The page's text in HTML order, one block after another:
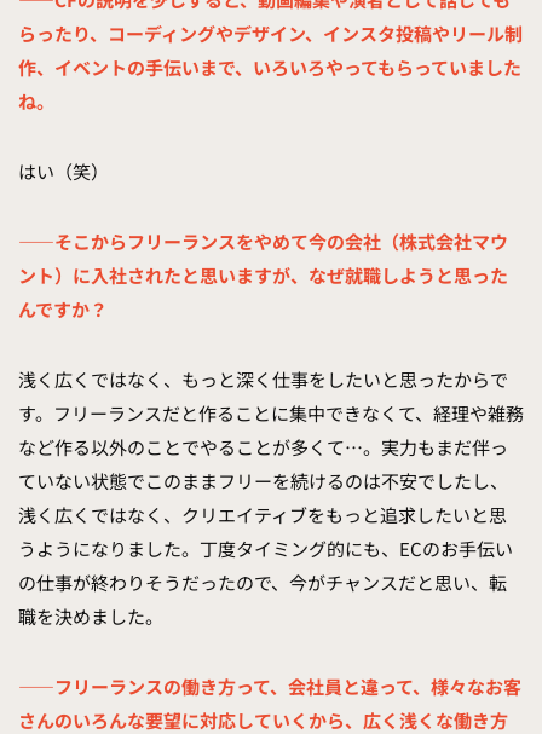
らったり、コーディングやデザイン、インスタ投稿やリール制
作、イベントの手伝いまで、いろいろやってもらっていました
ね。
はい（笑）
——そこからフリーランスをやめて今の会社（株式会社マウ
ント）に入社されたと思いますが、なぜ就職しようと思った
んですか？
浅く広くではなく、もっと深く仕事をしたいと思ったからで
す。フリーランスだと作ることに集中できなくて、経理や雑務
など作る以外のことでやることが多くて…。実力もまだ伴っ
ていない状態でこのままフリーを続けるのは不安でしたし、
浅く広くではなく、クリエイティブをもっと追求したいと思
うようになりました。丁度タイミング的にも、ECのお手伝い
の仕事が終わりそうだったので、今がチャンスだと思い、転
職を決めました。
——フリーランスの働き方って、会社員と違って、様々なお客
さんのいろんな要望に対応していくから、広く浅くな働き方